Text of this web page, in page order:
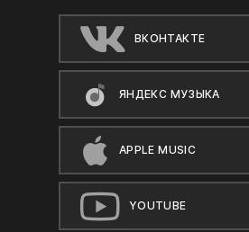
ВКОНТАКТЕ
ЯНДЕКС МУЗЫКА
APPLE MUSIC
YOUTUBE